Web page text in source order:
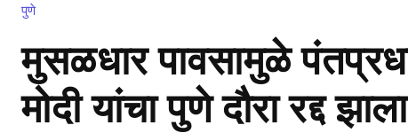
पुणे
मुसळधार पावसामुळे
मोदी यांचा पुणे दौरा रद्द